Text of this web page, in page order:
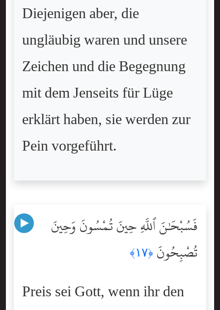
Diejenigen aber, die
ungläubig waren und unsere
Zeichen und die Begegnung
mit dem Jenseits für Lüge
erklärt haben, sie werden zur
Pein vorgeführt.
فَسُبْحَٰنَ ٱللَّهِ حِينَ تُمْسُونَ وَحِينَ
تُصْبِحُونَ ﴿١٧﴾
Preis sei Gott, wenn ihr den